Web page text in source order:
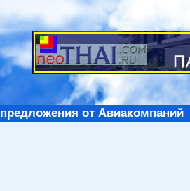
от Авиакомпаний